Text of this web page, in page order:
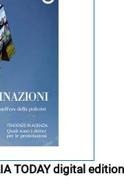
TODAY digital edition